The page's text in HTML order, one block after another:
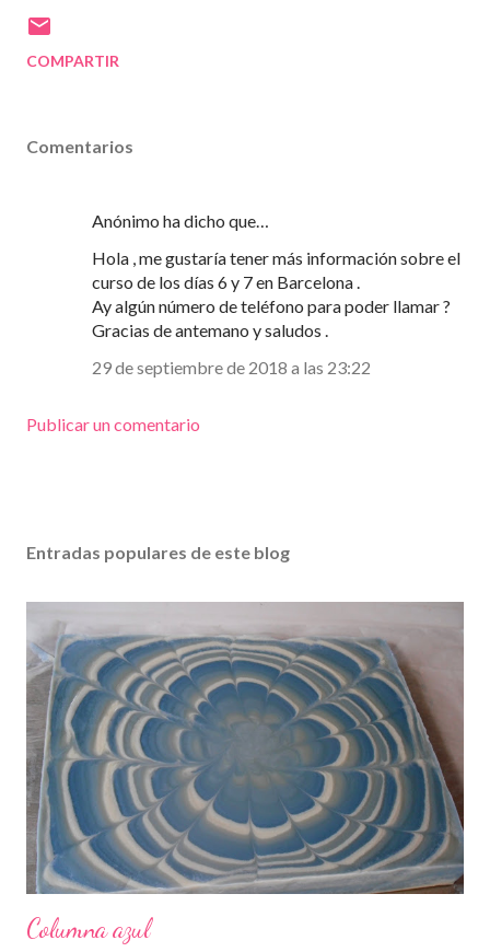
COMPARTIR
Comentarios
Anónimo ha dicho que…
Hola , me gustaría tener más información sobre el
curso de los días 6 y 7 en Barcelona .
Ay algún número de teléfono para poder llamar ?
Gracias de antemano y saludos .
29 de septiembre de 2018 a las 23:22
Publicar un comentario
Entradas populares de este blog
Columna azul